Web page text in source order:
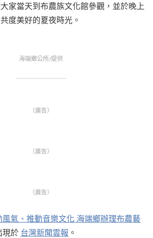
家當天到布農族文化館參觀，並於晚上
度美好的夏夜時光。
海端鄉公所/提供
（廣告）
（廣告）
（廣告）
風氣、推動音樂文化 海端鄉辦理布農藝
現於 台灣新聞雲報 。